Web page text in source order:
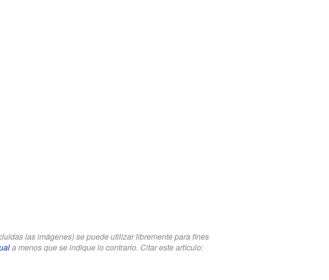
las imágenes) se puede utilizar libremente para fines
a menos que se indique lo contrario. Citar este artículo: